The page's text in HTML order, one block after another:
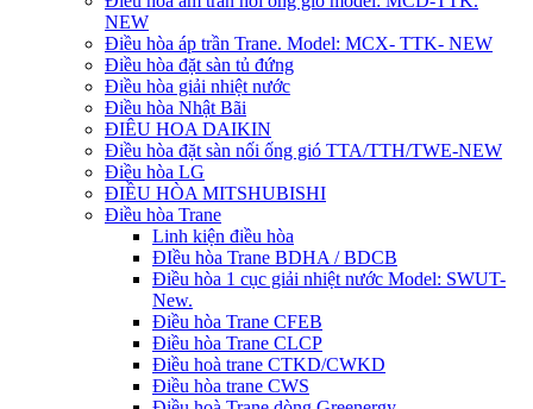
NEW
Điều hòa áp trần Trane. Model: MCX- TTK- NEW
Điều hòa đặt sàn tủ đứng
Điều hòa giải nhiệt nước
Điều hòa Nhật Bãi
ĐIÊU HOA DAIKIN
Điều hòa đặt sàn nối ống gió TTA/TTH/TWE-NEW
Điều hòa LG
ĐIỀU HÒA MITSHUBISHI
Điều hòa Trane
Linh kiện điều hòa
ĐIều hòa Trane BDHA / BDCB
Điều hòa 1 cục giải nhiệt nước Model: SWUT-
New.
Điều hòa Trane CFEB
Điều hòa Trane CLCP
Điều hoà trane CTKD/CWKD
Điều hòa trane CWS